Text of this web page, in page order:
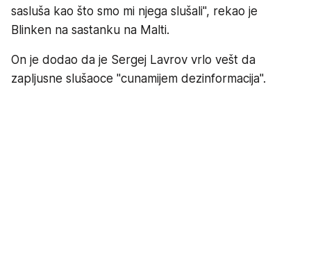
sasluša kao što smo mi njega slušali", rekao je
Blinken na sastanku na Malti.
On je dodao da je Sergej Lavrov vrlo vešt da
zapljusne slušaoce "cunamijem dezinformacija".